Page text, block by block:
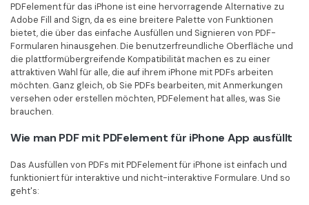
PDFelement für das iPhone ist eine hervorragende Alternative zu
Adobe Fill and Sign, da es eine breitere Palette von Funktionen
bietet, die über das einfache Ausfüllen und Signieren von PDF-
Formularen hinausgehen. Die benutzerfreundliche Oberfläche und
die plattformübergreifende Kompatibilität machen es zu einer
attraktiven Wahl für alle, die auf ihrem iPhone mit PDFs arbeiten
möchten. Ganz gleich, ob Sie PDFs bearbeiten, mit Anmerkungen
versehen oder erstellen möchten, PDFelement hat alles, was Sie
brauchen.
Wie man PDF mit PDFelement für iPhone App ausfüllt
Das Ausfüllen von PDFs mit PDFelement für iPhone ist einfach und
funktioniert für interaktive und nicht-interaktive Formulare. Und so
geht's: